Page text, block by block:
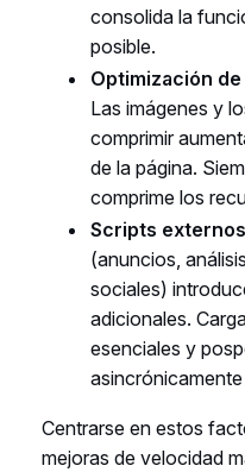
consolida la
posible.
Optimización
Las imágenes y
comprimir
de la página.
comprime los
Scripts
(anuncios,
sociales)
adicionales.
esenciales y
Centrarse en estos
mejoras de velocidad